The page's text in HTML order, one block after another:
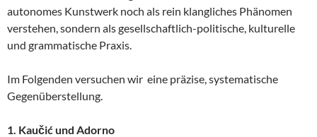
autonomes Kunstwerk noch als rein klangliches Phänomen
verstehen, sondern als gesellschaftlich-politische, kulturelle
und grammatische Praxis.
Im Folgenden versuchen wir eine präzise, systematische
Gegenüberstellung.
1. Kaučić und Adorno